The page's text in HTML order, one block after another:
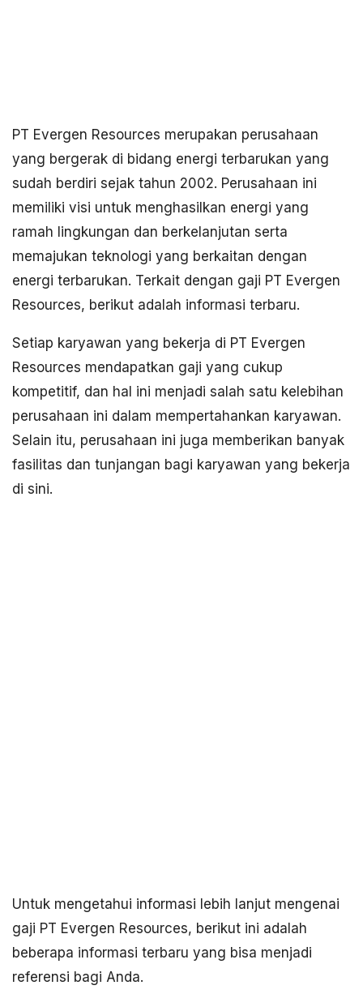
PT Evergen Resources merupakan perusahaan
yang bergerak di bidang energi terbarukan yang
sudah berdiri sejak tahun 2002. Perusahaan ini
memiliki visi untuk menghasilkan energi yang
ramah lingkungan dan berkelanjutan serta
memajukan teknologi yang berkaitan dengan
energi terbarukan. Terkait dengan gaji PT Evergen
Resources, berikut adalah informasi terbaru.
Setiap karyawan yang bekerja di PT Evergen
Resources mendapatkan gaji yang cukup
kompetitif, dan hal ini menjadi salah satu kelebihan
perusahaan ini dalam mempertahankan karyawan.
Selain itu, perusahaan ini juga memberikan banyak
fasilitas dan tunjangan bagi karyawan yang bekerja
di sini.
Untuk mengetahui informasi lebih lanjut mengenai
gaji PT Evergen Resources, berikut ini adalah
beberapa informasi terbaru yang bisa menjadi
referensi bagi Anda.